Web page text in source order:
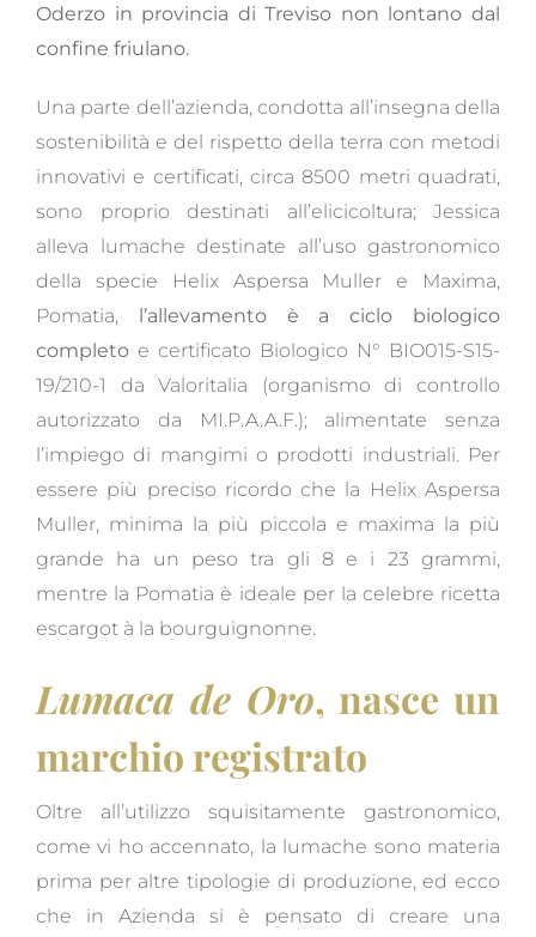
Oderzo in provincia di Treviso non lontano dal
confine friulano.
Una parte dell’azienda, condotta all’insegna della
sostenibilità e del rispetto della terra con metodi
innovativi e certificati, circa 8500 metri quadrati,
sono proprio destinati all’elicicoltura; Jessica
alleva lumache destinate all’uso gastronomico
della specie Helix Aspersa Muller e Maxima,
Pomatia, l’allevamento è a ciclo biologico
completo e certificato Biologico N° BIO015-S15-
19/210-1 da Valoritalia (organismo di controllo
autorizzato da MI.P.A.A.F.); alimentate senza
l’impiego di mangimi o prodotti industriali. Per
essere più preciso ricordo che la Helix Aspersa
Muller, minima la più piccola e maxima la più
grande ha un peso tra gli 8 e i 23 grammi,
mentre la Pomatia è ideale per la celebre ricetta
escargot à la bourguignonne.
Lumaca de Oro, nasce un
marchio registrato
Oltre all’utilizzo squisitamente gastronomico,
come vi ho accennato, la lumache sono materia
prima per altre tipologie di produzione, ed ecco
che in Azienda si è pensato di creare una